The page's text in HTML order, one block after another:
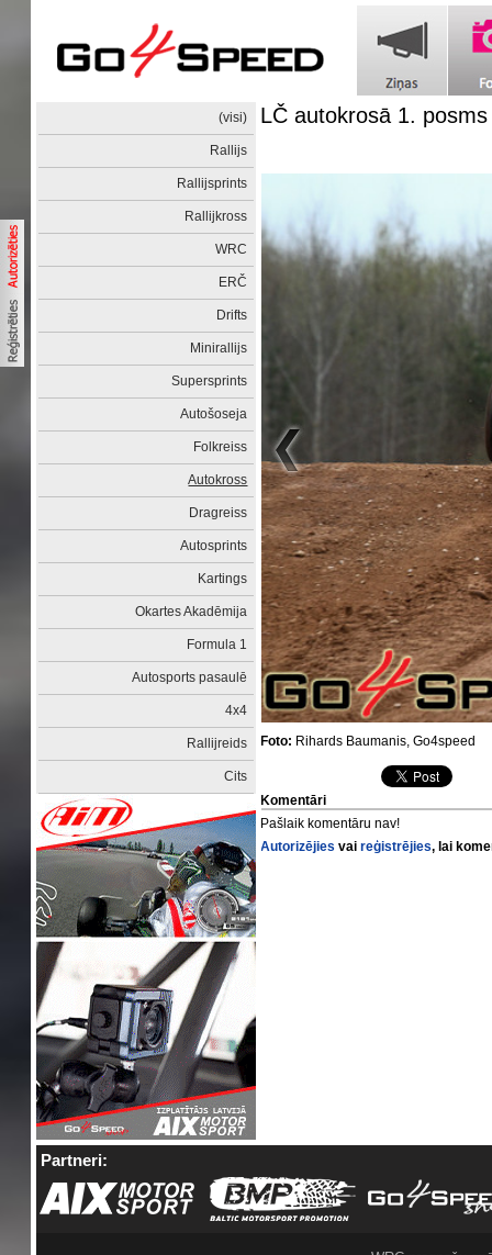
(visi)
Rallijs
Rallijsprints
Rallijkross
WRC
ERČ
Drifts
Minirallijs
Supersprints
Autošoseja
Folkreiss
Autokross
Dragreiss
Autosprints
Kartings
Okartes Akadēmija
Formula 1
Autosports pasaulē
4x4
Rallijreids
Cits
LČ autokrosā 1. posms
Foto: Rihards Baumanis, Go4speed
Komentāri
Pašlaik komentāru nav!
Autorizējies vaireģistrējies, lai
Partneri: